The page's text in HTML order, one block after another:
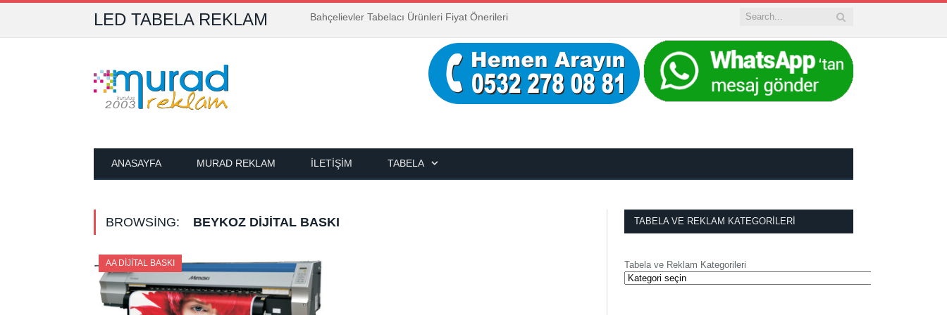
LED TABELA REKLAM Bahçelievler Tabelacı Ürünleri Fiyat Önerileri
ANASAYFA MURAD REKLAM İLETIŞIM TABELA
BROWSING: BEYKOZ DIJITAL BASKI
AA DIJITAL BASKI
TABELA VE REKLAM KATEGORILERI
Tabela ve Reklam Kategorileri